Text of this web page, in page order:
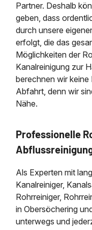
Partner. Deshalb
geben, dass
durch unsere
erfolgt, die das
Möglichkeiten der
Kanalreinigung zur
berechnen wir
Abfahrt, denn wir
Nähe.
Professionelle
Als Experten mit
Kanalreiniger,
Rohrreiniger,
in Obersöchering
unterwegs und